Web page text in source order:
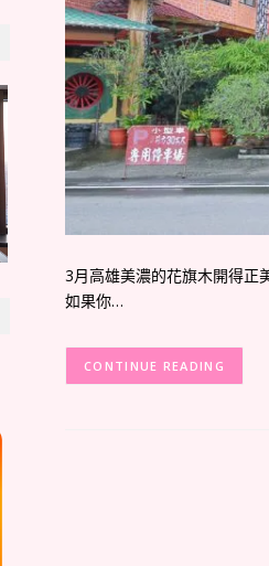
3月高雄美濃的花旗木開得正
如果你…
CONTINUE READING